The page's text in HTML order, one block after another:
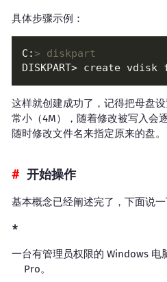
具体步骤示例：
C:> diskpart
这样就创建成功了，记得把母盘
常小（4M），随着修改被写入会
随时修改文件名来指定原来的盘。
开始操作
基本概念已经阐述完了，下面说一
一台有管理员权限的 Windows 电
Pro。